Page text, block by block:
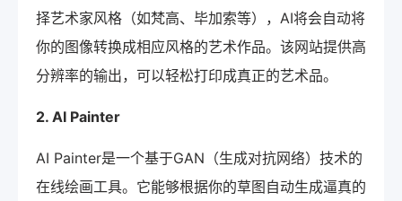
择艺术家风格（如梵高、毕加索等），AI将会自动将
你的图像转换成相应风格的艺术作品。该网站提供高
分辨率的输出，可以轻松打印成真正的艺术品。
2. AI Painter
AI Painter是一个基于GAN（生成对抗网络）技术的
在线绘画工具。它能够根据你的草图自动生成逼真的